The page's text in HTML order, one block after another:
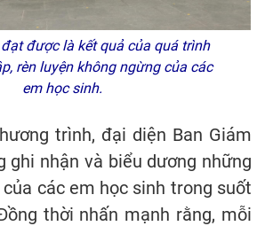
được là kết quả của quá trình
rèn luyện không ngừng của các
em học sinh.
trình, đại diện Ban Giám
ghi nhận và biểu dương những
các em học sinh trong suốt
thời nhấn mạnh rằng, mỗi